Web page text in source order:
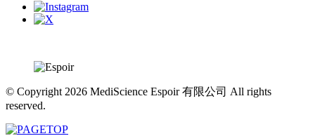
© Copyright 2026 MediScience Espoir 有限公司 All rights
reserved.